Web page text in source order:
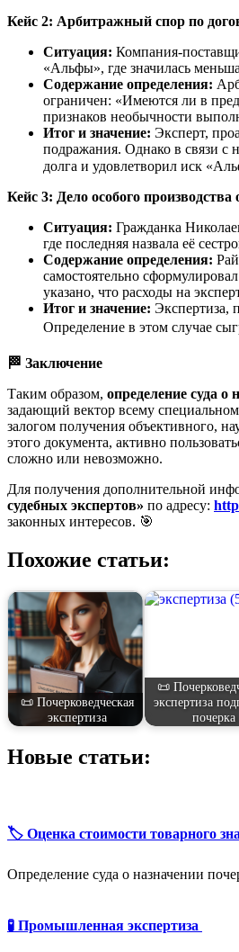
Кейс 2: Арбитражный спор по
Ситуация: Компания-
«Альфы», где значилась
Содержание определения:
ограничен: «Имеются ли в
признаков необычности
Итог и значение: Эксперт,
подражания. Однако в связи с
долга и удовлетворил иск
Кейс 3: Дело особого
Ситуация: Гражданка
где последняя назвала её
Содержание определения:
самостоятельно
указано, что расходы на
Итог и значение: Экспертиза,
Определение в этом случае
🏁 Заключение
Таким образом, определение суда о
задающий вектор всему
залогом получения объективного,
этого документа, активно
сложно или невозможно.
Для получения дополнительной
судебных экспертов» по адресу:
законных интересов. 🎯
Похожие статьи:
📜 Почерковедческая
экспертиза
📜
экспертиза
почерка
Новые статьи:
🏷️ Оценка стоимости товарного
Определение суда о назначении
🧪 Промышленная экспертиза